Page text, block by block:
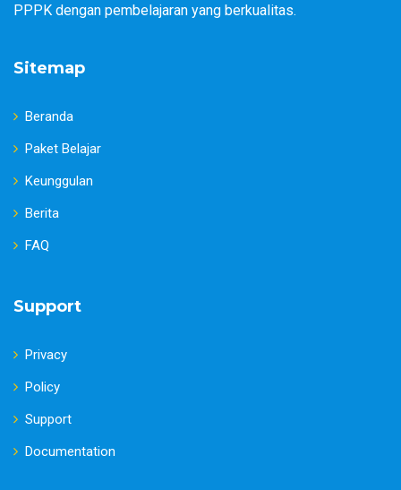
PPPK dengan pembelajaran yang berkualitas.
Sitemap
Beranda
Paket Belajar
Keunggulan
Berita
FAQ
Support
Privacy
Policy
Support
Documentation